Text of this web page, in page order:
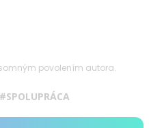
povolením autora.
#SPOLUPRÁCA